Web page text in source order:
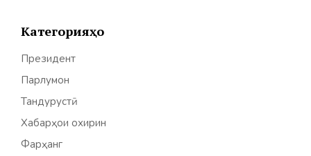
Категорияҳо
Президент
Парлумон
Тандурустӣ
Хабарҳои охирин
Фарҳанг